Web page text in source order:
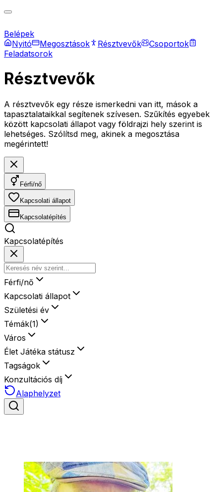
Belépek
Nyitó
Megosztások Résztvevők
Csoportok
Feladatsorok
Résztvevők
A résztvevők egy része ismerkedni van itt, mások a
tapasztalataikkal segítenek szívesen. Szűkítés egyebek
között kapcsolati állapot vagy földrajzi hely szerint is
lehetséges. Szólítsd meg, akinek a megosztása
megérintett!
Férfi/nő
Kapcsolati állapot
Kapcsolatépítés
Kapcsolatépítés
Férfi/nő
Kapcsolati állapot
Születési év
Témák(1)
Város
Élet Játéka státusz
Tagságok
Konzultációs díj
Alaphelyzet